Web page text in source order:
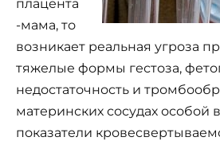
плацента
-мама, то
возникает реальная угроза
тяжелые формы гестоза,
недостаточность и
материнских сосудах особой
показатели